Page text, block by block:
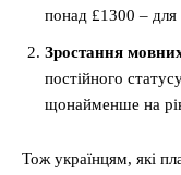
понад £1300 – для
Зростання
постійного
щонайменше на
Тож українцям, які